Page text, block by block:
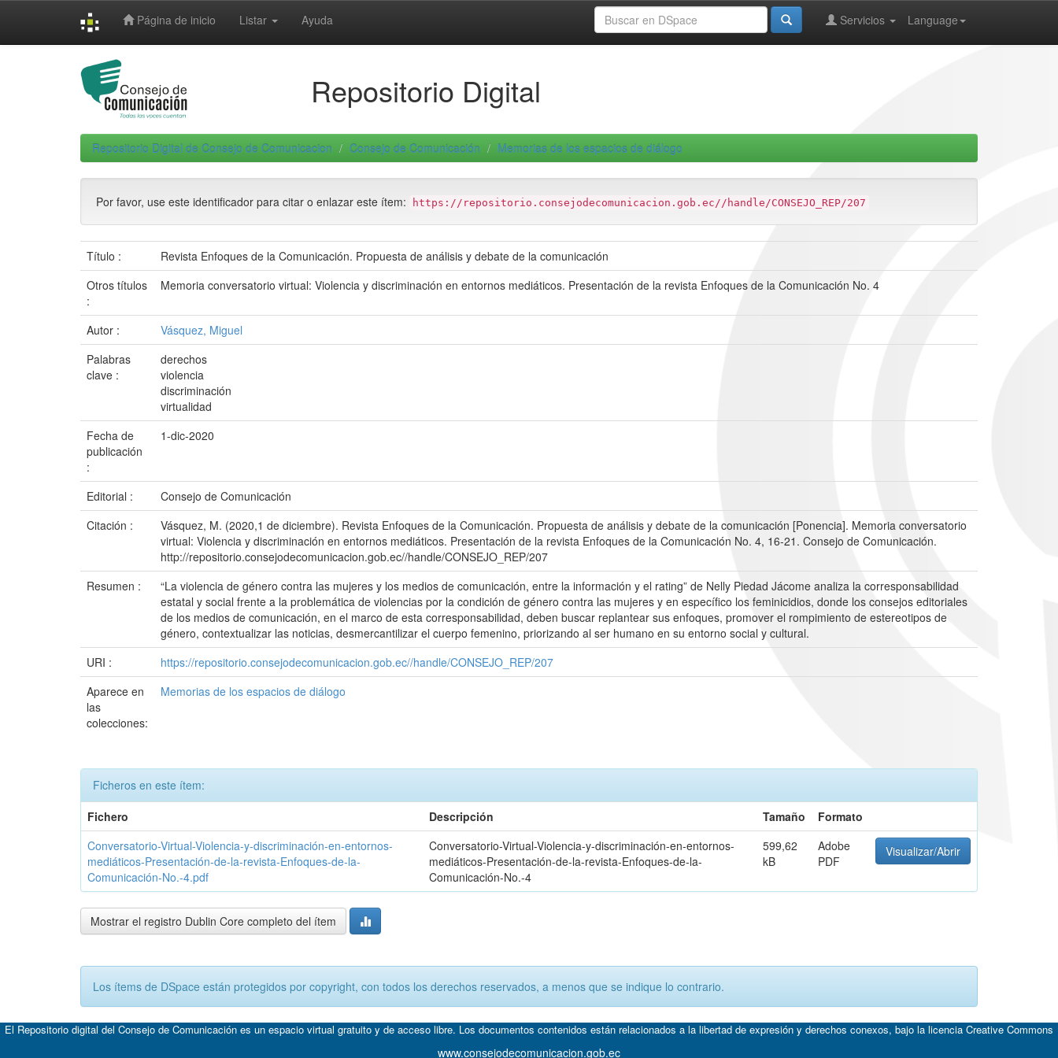
Página de inicio Listar Ayuda Language
Servicios
Repositorio Digital
Repositorio Digital de Consejo de Comunicacion Consejo de Comunicación Memorias de los espacios de diálogo
Por favor, use este identificador para citar o enlazar este ítem: https://repositorio.consejodecomunicacion.gob.ec//handle/CONSEJO_REP/207
Título :
Revista Enfoques de la Comunicación. Propuesta de análisis y debate de la comunicación
Otros títulos
:
Memoria conversatorio virtual: Violencia y discriminación en entornos mediáticos. Presentación de la revista Enfoques de la Comunicación No. 4
Autor :
Vásquez, Miguel
Palabras
clave :
derechos
violencia
discriminación
virtualidad
Fecha de
publicación
:
1-dic-2020
Editorial :
Consejo de Comunicación
Citación :
Vásquez, M. (2020,1 de diciembre). Revista Enfoques de la Comunicación. Propuesta de análisis y debate de la comunicación [Ponencia]. Memoria conversatorio
virtual: Violencia y discriminación en entornos mediáticos. Presentación de la revista Enfoques de la Comunicación No. 4, 16-21. Consejo de Comunicación.
http://repositorio.consejodecomunicacion.gob.ec//handle/CONSEJO_REP/207
Resumen :
“La violencia de género contra las mujeres y los medios de comunicación, entre la información y el rating” de Nelly Piedad Jácome analiza la corresponsabilidad
estatal y social frente a la problemática de violencias por la condición de género contra las mujeres y en específico los feminicidios, donde los consejos editoriales
de los medios de comunicación, en el marco de esta corresponsabilidad, deben buscar replantear sus enfoques, promover el rompimiento de estereotipos de
género, contextualizar las noticias, desmercantilizar el cuerpo femenino, priorizando al ser humano en su entorno social y cultural.
URI :
https://repositorio.consejodecomunicacion.gob.ec//handle/CONSEJO_REP/207
Aparece en
las
colecciones:
Memorias de los espacios de diálogo
Ficheros en este ítem:
Fichero
Descripción Tamaño
Formato
Conversatorio-Virtual-Violencia-y-discriminación-en-entornos-
mediáticos-Presentación-de-la-revista-Enfoques-de-la-
Comunicación-No.-4.pdf
Conversatorio-Virtual-Violencia-y-discriminación-en-entornos-
mediáticos-Presentación-de-la-revista-Enfoques-de-la-
Comunicación-No.-4
599,62
kB
Adobe
PDF
Visualizar/Abrir
Mostrar el registro Dublin Core completo del ítem
Los ítems de DSpace están protegidos por copyright, con todos los derechos reservados, a menos que se indique lo contrario.
El Repositorio digital del Consejo de Comunicación es un espacio virtual gratuito y de acceso libre. Los documentos contenidos están relacionados a la libertad de expresión y derechos conexos, bajo la licencia Creative Commons
www.consejodecomunicacion.gob.ec